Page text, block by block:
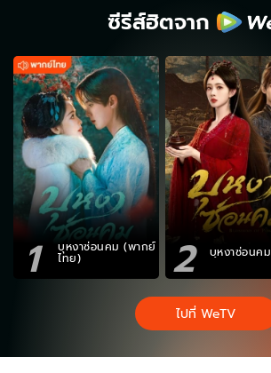
ซีรีส์ฮิตจาก
1 บุหงาซ่อนคม (พากย์
ไทย) 2 บุหงาซ่อนคม
ไปที่ WeTV